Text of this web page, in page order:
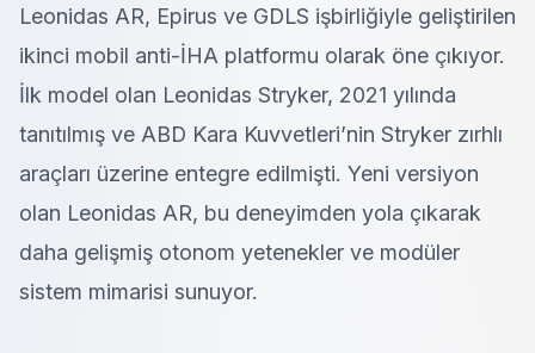
Leonidas AR, Epirus ve GDLS işbirliğiyle geliştirilen
ikinci mobil anti-İHA platformu olarak öne çıkıyor.
İlk model olan Leonidas Stryker, 2021 yılında
tanıtılmış ve ABD Kara Kuvvetleri’nin Stryker zırhlı
araçları üzerine entegre edilmişti. Yeni versiyon
olan Leonidas AR, bu deneyimden yola çıkarak
daha gelişmiş otonom yetenekler ve modüler
sistem mimarisi sunuyor.